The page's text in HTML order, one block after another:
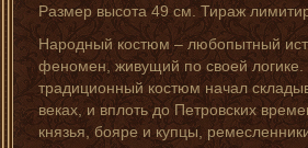
Размер высота 49 см. Тираж
Народный костюм – любопытный
феномен, живущий по своей логике.
традиционный костюм начал
веках, и вплоть до Петровских
князья, бояре и купцы,